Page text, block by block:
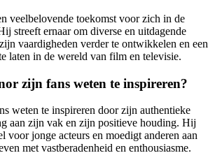
veelbelovende toekomst voor zich in de
streeft ernaar om diverse en uitdagende
vaardigheden verder te ontwikkelen en een
laten in de wereld van film en televisie.
zijn fans weten te inspireren?
weten te inspireren door zijn authentieke
aan zijn vak en zijn positieve houding. Hij
voor jonge acteurs en moedigt anderen aan
met vastberadenheid en enthousiasme.